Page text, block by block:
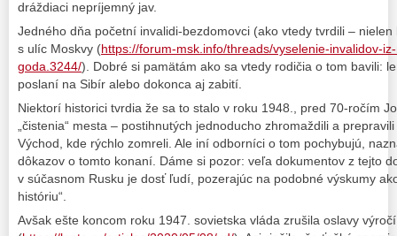
dráždiaci nepríjemný jav.
Jedného dňa početní invalidi-bezdomovci (ako vtedy tvrdili –
s ulíc Moskvy (https://forum-msk.info/threads/vyselenie-invalidov-
goda.3244/). Dobré si pamätám ako sa vtedy rodičia o tom bavili:
poslaní na Sibír alebo dokonca aj zabití.
Niektorí historici tvrdia že sa to stalo v roku 1948., pred 70-ročím
„čistenia“ mesta – postihnutých jednoducho zhromaždili a
Východ, kde rýchlo zomreli. Ale iní odborníci o tom pochybujú,
dôkazov o tomto konaní. Dáme si pozor: veľa dokumentov z tejto
v súčasnom Rusku je dosť ľudí, pozerajúc na podobné výskumy
históriu“.
Avšak ešte koncom roku 1947. sovietska vláda zrušila oslavy